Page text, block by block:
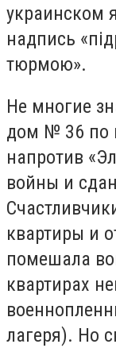
украинском
надпись
тюрмою».
Не многие
дом № 36 по
напротив
войны и
квартиры и
помешала
квартирах
лагеря). Но